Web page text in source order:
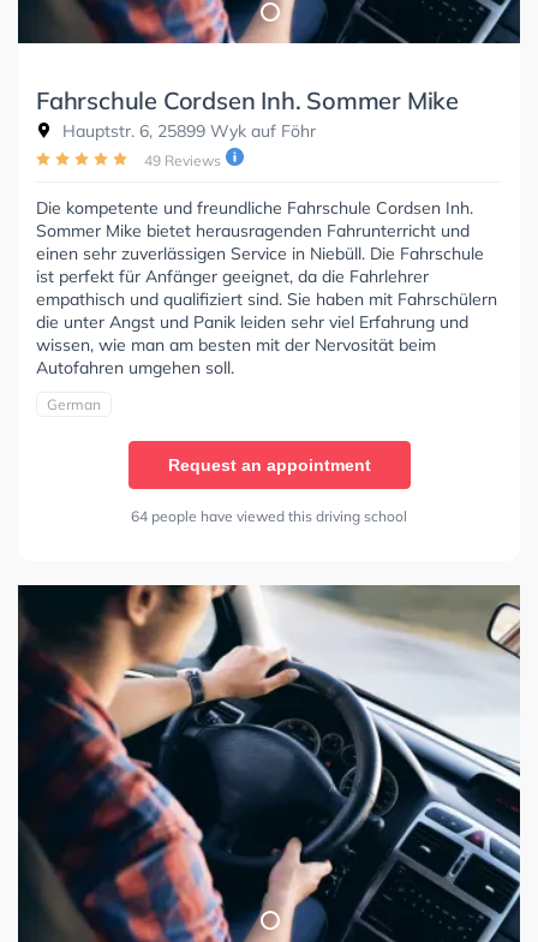
Fahrschule Cordsen Inh. Sommer Mike
Hauptstr. 6, 25899 Wyk auf Föhr
49 Reviews
Die kompetente und freundliche Fahrschule Cordsen Inh.
Sommer Mike bietet herausragenden Fahrunterricht und
einen sehr zuverlässigen Service in Niebüll. Die Fahrschule
ist perfekt für Anfänger geeignet, da die Fahrlehrer
empathisch und qualifiziert sind. Sie haben mit Fahrschülern
die unter Angst und Panik leiden sehr viel Erfahrung und
wissen, wie man am besten mit der Nervosität beim
Autofahren umgehen soll.
German
Request an appointment
64 people have viewed this driving school